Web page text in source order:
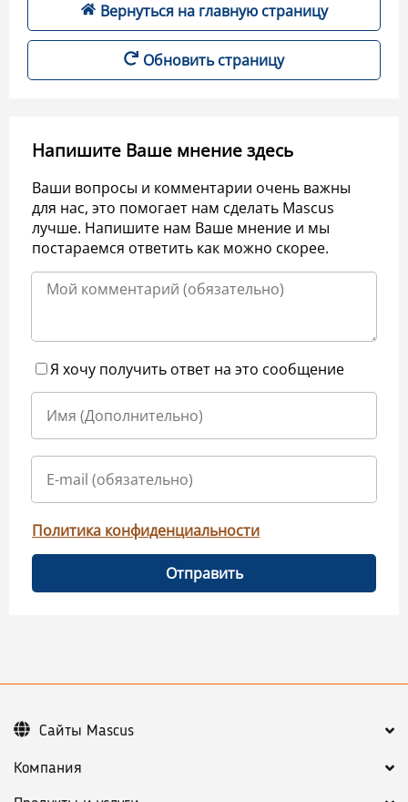
Вернуться на главную страницу
Обновить страницу
Напишите Ваше мнение здесь
Ваши вопросы и комментарии очень важны
для нас, это помогает нам сделать Mascus
лучше. Напишите нам Ваше мнение и мы
постараемся ответить как можно скорее.
Я хочу получить ответ на это сообщение
Политика конфиденциальности
Отправить
Компания
Сайты Mascus